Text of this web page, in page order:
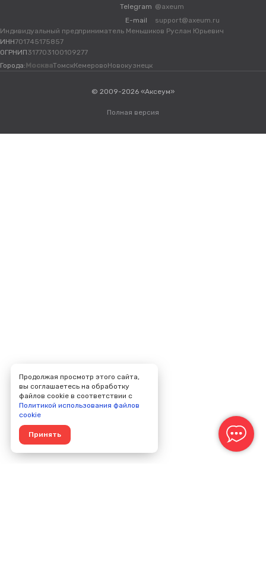
Telegram @axeum
E-mail
support@axeum.ru
Индивидуальный предприниматель Меньшиков Руслан Юрьевич
ИНН701745175857
ОГРНИП317703100109277
Города: МоскваТомскКемеровоНовокузнецк
© 2009-2026 «Аксеум»
Полная версия
Продолжая просмотр этого сайта,
вы соглашаетесь на обработку
файлов cookie в соответствии с
Политикой использования файлов
cookie
Принять